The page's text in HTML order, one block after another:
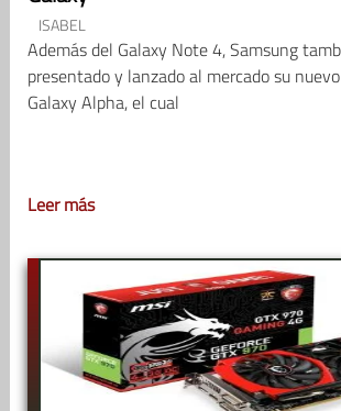
ISABEL
Además del Galaxy Note 4, Samsung
presentado y lanzado al mercado su
Galaxy Alpha, el cual
Leer más